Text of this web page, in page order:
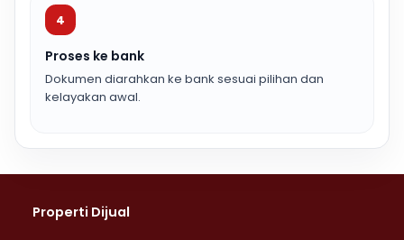
4
Proses ke bank
Dokumen diarahkan ke bank sesuai pilihan dan
kelayakan awal.
Properti Dijual